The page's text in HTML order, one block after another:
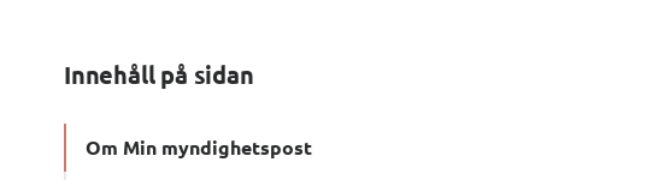
Innehåll på sidan
Om Min myndighetspost